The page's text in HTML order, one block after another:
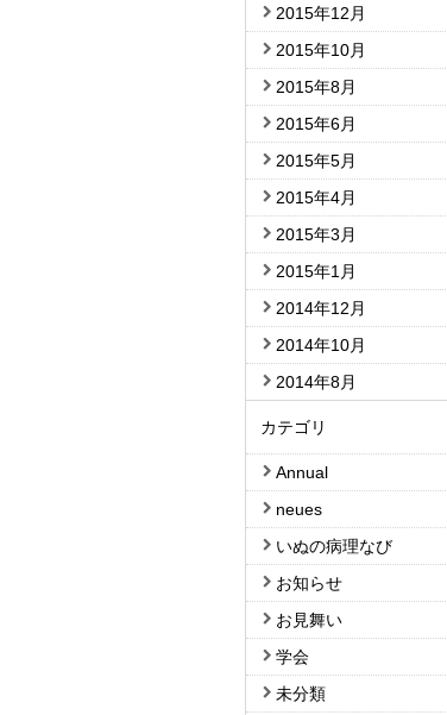
2015年12月
2015年10月
2015年8月
2015年6月
2015年5月
2015年4月
2015年3月
2015年1月
2014年12月
2014年10月
2014年8月
カテゴリ
Annual
neues
いぬの病理なび
お知らせ
お見舞い
学会
未分類